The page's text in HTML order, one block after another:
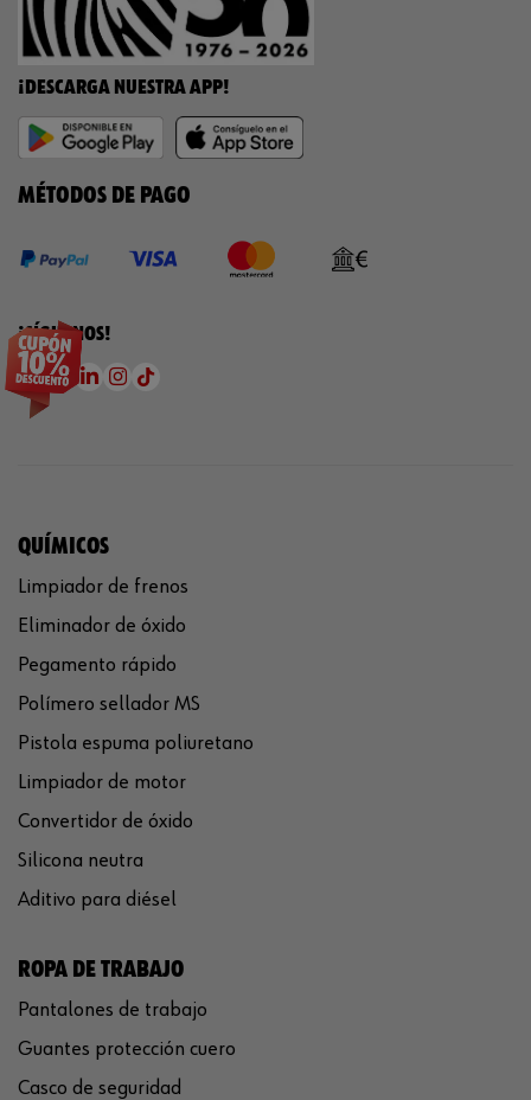
¡DESCARGA NUESTRA APP!
MÉTODOS DE PAGO
¡SÍGUENOS!
QUÍMICOS
Limpiador de frenos
Eliminador de óxido
Pegamento rápido
Polímero sellador MS
Pistola espuma poliuretano
Limpiador de motor
Convertidor de óxido
Silicona neutra
Aditivo para diésel
ROPA DE TRABAJO
Pantalones de trabajo
Guantes protección cuero
Casco de seguridad